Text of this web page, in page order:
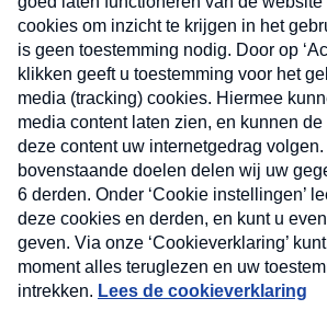
Nieuwsbrief
Neem hier een gratis abonnement
nieuwsbrief. Elke vrijdag- en